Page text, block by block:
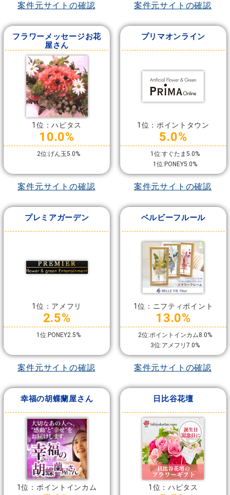
案件元サイトの確認 案件元サイトの確認
フラワーメッセージお花
屋さん
1位：ハピタス
10.0%
2位:げん玉5.0%
案件元サイトの確認
プリマオンライン
1位：ポイントタウン
5.0%
1位:すぐたま5.0%
1位:PONEY5.0%
案件元サイトの確認
プレミアガーデン
1位：アメフリ
2.5%
1位:PONEY2.5%
案件元サイトの確認
ベルビーフルール
1位：ニフティポイント
13.0%
2位:ポイントインカム8.0%
3位:アメフリ7.0%
案件元サイトの確認
幸福の胡蝶蘭屋さん
1位：ポイントインカム
日比谷花壇
1位：ハピタス